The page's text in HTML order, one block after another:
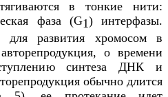
в тонкие нити:
фаза (G1) интерфазы.
для развития хромосом в
о времени
синтеза ДНК и
обычно длится